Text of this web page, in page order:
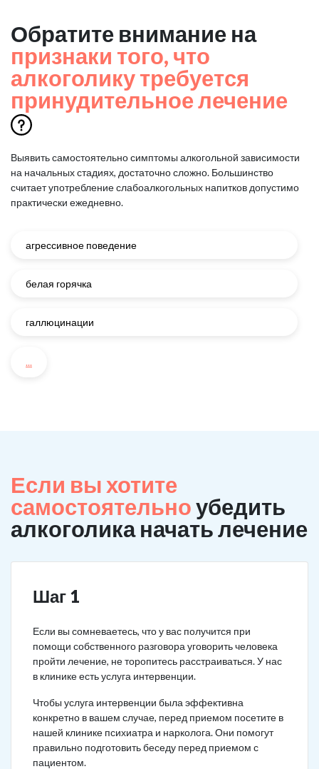
Обратите внимание на
признаки того, что
алкоголику требуется
принудительное лечение
Выявить самостоятельно симптомы алкогольной зависимости
на начальных стадиях, достаточно сложно. Большинство
считает употребление слабоалкогольных напитков допустимо
практически ежедневно.
агрессивное поведение
белая горячка
галлюцинации
...
Если вы хотите
самостоятельноубедить
алкоголика начать лечение
Шаг 1
Если вы сомневаетесь, что у вас получится при
помощи собственного разговора уговорить человека
пройти лечение, не торопитесь расстраиваться. У нас
в клинике есть услуга интервенции.
Чтобы услуга интервенции была эффективна
конкретно в вашем случае, перед приемом посетите в
нашей клинике психиатра и нарколога. Они помогут
правильно подготовить беседу перед приемом с
пациентом.